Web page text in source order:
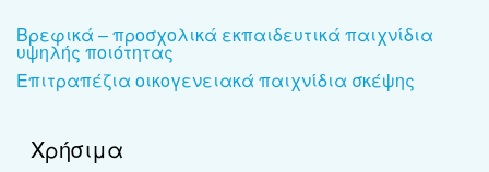
Βρεφικά – προσχολικά εκπαιδευτικά παιχνίδια
υψηλής ποιότητας
Επιτραπέζια οικογενειακά παιχνίδια σκέψης
Χρήσιμα